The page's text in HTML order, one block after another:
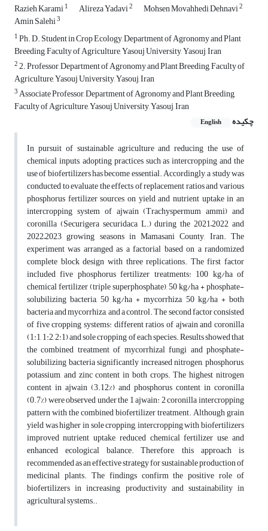
Razieh Karami1 Alireza Yadavi2 Mohsen Movahhedi Dehnavi2
Amin Salehi3
1Ph. D. Student in Crop Ecology, Department of Agronomy and Plant
Breeding, Faculty of Agriculture, Yasouj University, Yasouj, Iran
22. Professor, Department of Agronomy and Plant Breeding, Faculty of
Agriculture, Yasouj University, Yasouj, Iran
3Associate Professor, Department of Agronomy and Plant Breeding,
Faculty of Agriculture, Yasouj University, Yasouj, Iran
چکیده
English
In pursuit of sustainable agriculture and reducing the use of
chemical inputs, adopting practices such as intercropping and the
use of biofertilizers has become essential. Accordingly, a study was
conducted to evaluate the effects of replacement ratios and various
phosphorus fertilizer sources on yield and nutrient uptake in an
intercropping system of ajwain (Trachyspermum ammi) and
coronilla (Securigera securidaca L.) during the 2021–2022 and
2022–2023 growing seasons in Mamasani County, Iran. The
experiment was arranged as a factorial based on a randomized
complete block design with three replications. The first factor
included five phosphorus fertilizer treatments: 100 kg/ha of
chemical fertilizer (triple superphosphate), 50 kg/ha + phosphate-
solubilizing bacteria, 50 kg/ha + mycorrhiza, 50 kg/ha + both
bacteria and mycorrhiza, and a control. The second factor consisted
of five cropping systems: different ratios of ajwain and coronilla
(1:1, 1:2, 2:1) and sole cropping of each species. Results showed that
the combined treatment of mycorrhizal fungi and phosphate-
solubilizing bacteria significantly increased nitrogen, phosphorus,
potassium, and zinc content in both crops. The highest nitrogen
content in ajwain (3.12%) and phosphorus content in coronilla
(0.7%) were observed under the 1 ajwain: 2 coronilla intercropping
pattern with the combined biofertilizer treatment. Although grain
yield was higher in sole cropping, intercropping with biofertilizers
improved nutrient uptake, reduced chemical fertilizer use, and
enhanced ecological balance. Therefore, this approach is
recommended as an effective strategy for sustainable production of
medicinal plants. The findings confirm the positive role of
biofertilizers in increasing productivity and sustainability in
agricultural systems..